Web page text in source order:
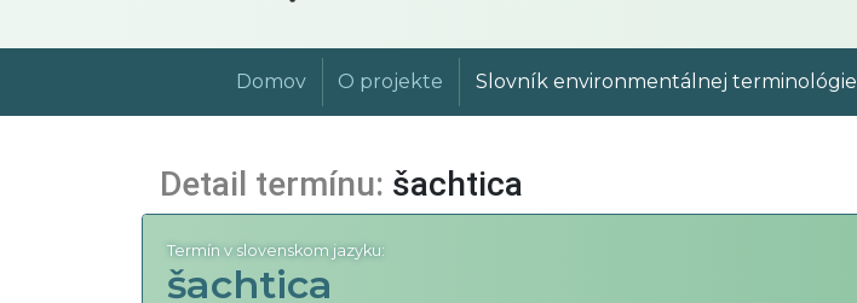
Domov O projekte Slovník environmentálnej terminológie
Detail termínu: šachtica
Termín v slovenskom jazyku:
šachtica